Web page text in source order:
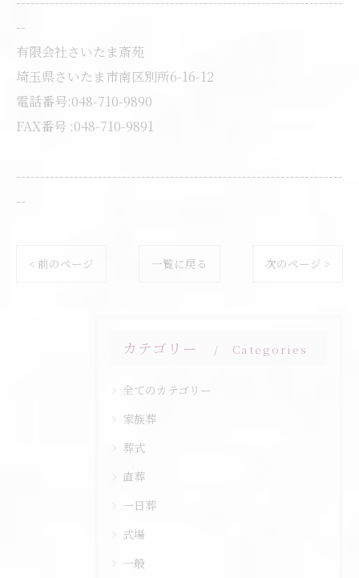
--
有限会社さいたま斎苑
埼玉県さいたま市南区別所6-16-12
電話番号:048-710-9890
FAX番号 :048-710-9891
--------------------------------------------------------------------
--
< 前のページ 一覧に戻る 次のページ >
カテゴリー Categories
全てのカテゴリー
家族葬
葬式
直葬
一日葬
式場
一般